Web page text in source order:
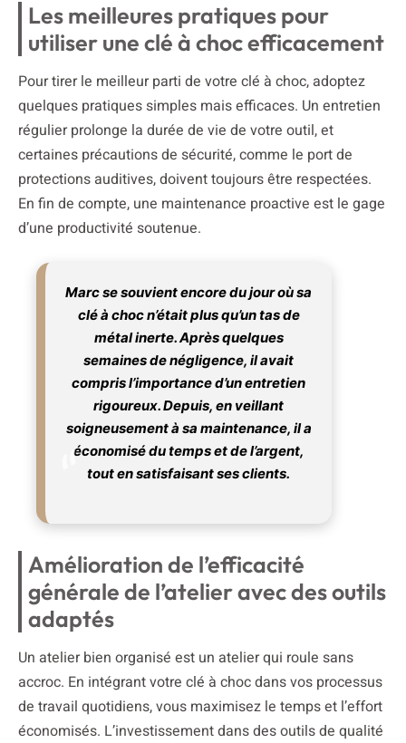
Les meilleures pratiques pour
utiliser une clé à choc efficacement
Pour tirer le meilleur parti de votre clé à choc, adoptez
quelques pratiques simples mais efficaces. Un entretien
régulier prolonge la durée de vie de votre outil, et
certaines précautions de sécurité, comme le port de
protections auditives, doivent toujours être respectées.
En fin de compte, une maintenance proactive est le gage
d’une productivité soutenue.
Marc se souvient encore du jour où sa
clé à choc n’était plus qu’un tas de
métal inerte. Après quelques
semaines de négligence, il avait
compris l’importance d’un entretien
rigoureux. Depuis, en veillant
soigneusement à sa maintenance, il a
économisé du temps et de l’argent,
tout en satisfaisant ses clients.
Amélioration de l’efficacité
générale de l’atelier avec des outils
adaptés
Un atelier bien organisé est un atelier qui roule sans
accroc. En intégrant votre clé à choc dans vos processus
de travail quotidiens, vous maximisez le temps et l’effort
économisés. L’investissement dans des outils de qualité